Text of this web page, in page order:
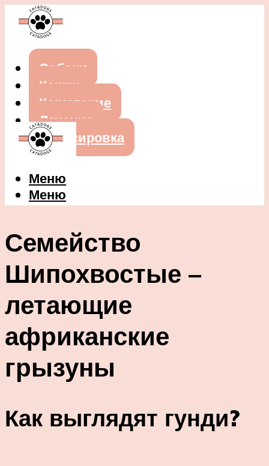
Собаки
Кошки
Кормление
Лечение
Дрессировка
Меню
Меню
Семейство
Шипохвостые –
летающие
африканские
грызуны
Как выглядят гунди?